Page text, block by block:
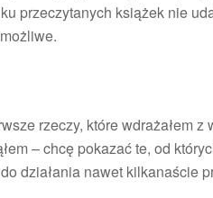
przeczytanych książek nie
rzeczy, które wdrażałem
– chcę pokazać te, od
działania nawet kilkanaście